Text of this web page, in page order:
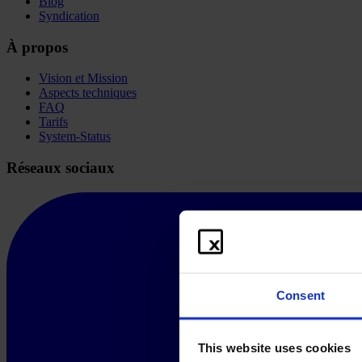
Consent
This website uses cookies
Syndication
À propos
Vision et Mission
Aspects techniques
FAQ
Tarifs
System-Status
Réseaux sociaux